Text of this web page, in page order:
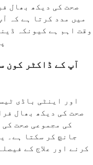
صحت کی دیکھ بھال
میں مدد کرتا ہے کہ
وقت اہم ہے کیونکہ
آپ کے ڈاکٹر کون
صحت کی دیکھ بھال
کی مجموعی صحت
جانچ کر سکتا ہے۔
کرنے اور علاج کے